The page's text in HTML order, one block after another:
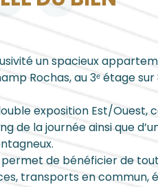
un spacieux
Rochas, au 3ᵉ étage sur
exposition Est/
de la journée ainsi que
de bénéficier de
transports en commun,